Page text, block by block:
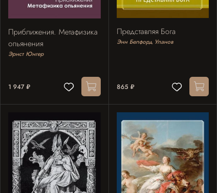
Приближения. Метафизика
опьянения
Эрнст Юнгер
1 947 ₽
Представляя Бога
Энн Белфорд Уланов
865 ₽